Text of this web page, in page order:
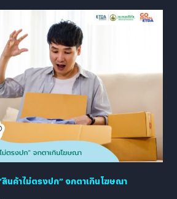
สินค้าไม่ตรงปก” จกตาเกินโฆษณา